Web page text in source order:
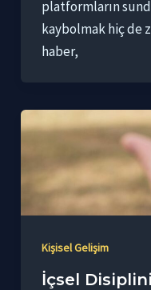
platformların
kaybolmak hiç de
haber,
Kişisel Gelişim
İçsel